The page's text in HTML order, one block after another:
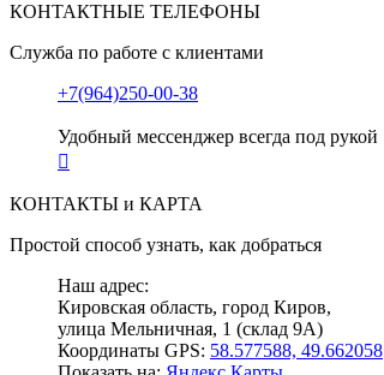
КОНТАКТНЫЕ ТЕЛЕФОНЫ
Служба по работе с клиентами
+7(964)250-00-38
Удобный мессенджер всегда под рукой
КОНТАКТЫ и КАРТА
Простой способ узнать, как добраться
Наш адрес:
Кировская область, город Киров,
улица Мельничная, 1 (склад 9А)
Координаты GPS: 58.577588, 49.662058